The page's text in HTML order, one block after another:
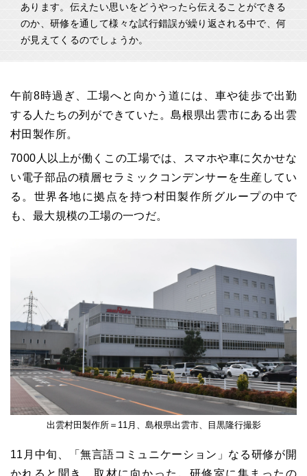
あります。伝えたい思いをどうやったら伝えることができる
のか、研修を通して様々な試行錯誤が繰り返される中で、何
が見えてくるのでしょうか。
午前8時過ぎ、工場へと向かう道には、車や徒歩で出勤
する人たちの列ができていた。島根県出雲市にある出雲
村田製作所。
7000人以上が働くこの工場では、スマホや車に欠かせな
い電子部品の積層セラミックコンデンサーを生産してい
る。世界各地に拠点を持つ村田製作所グループの中で
も、最大規模の工場の一つだ。
出雲村田製作所＝11月、島根県出雲市、目黒隆行撮影
11月中旬、「無言語コミュニケーション」なる研修が開